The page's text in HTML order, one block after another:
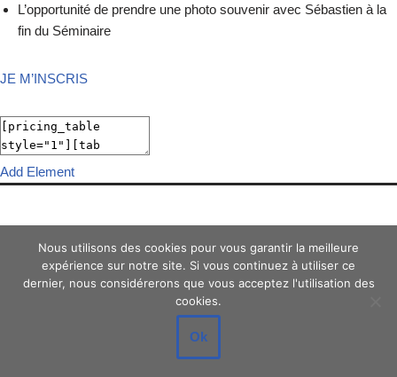
L’opportunité de prendre une photo souvenir avec Sébastien à la
fin du Séminaire
JE M’INSCRIS
Add Element
Add New Row
Nous utilisons des cookies pour vous garantir la meilleure
expérience sur notre site. Si vous continuez à utiliser ce
dernier, nous considérerons que vous acceptez l'utilisation des
cookies.
Ok